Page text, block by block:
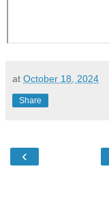
at October 18, 2024
Share
‹